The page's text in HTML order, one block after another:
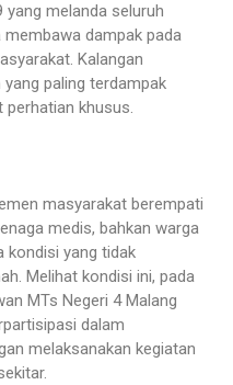
yang melanda seluruh
dampak pada
Kalangan
paling terdampak
perhatian khusus.
masyarakat berempati
medis, bahkan warga
kondisi yang tidak
Melihat kondisi ini, pada
MTs Negeri 4 Malang
dalam
melaksanakan kegiatan